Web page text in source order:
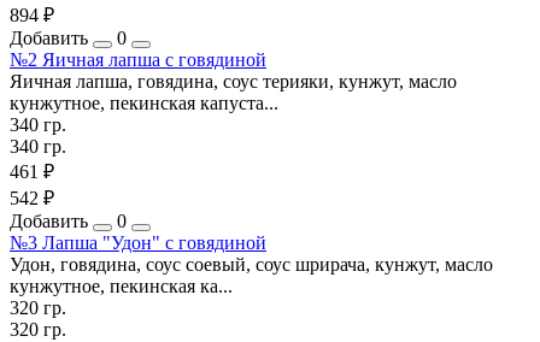
894 ₽
Добавить
0
№2 Яичная лапша с говядиной
Яичная лапша, говядина, соус терияки, кунжут, масло
кунжутное, пекинская капуста...
340 гр.
340 гр.
461 ₽
542 ₽
Добавить
0
№3 Лапша "Удон" с говядиной
Удон, говядина, соус соевый, соус шрирача, кунжут, масло
кунжутное, пекинская ка...
320 гр.
320 гр.